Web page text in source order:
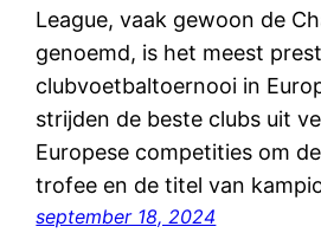
League, vaak gewoon de
genoemd, is het meest
clubvoetbaltoernooi in
strijden de beste clubs uit
Europese competities om
trofee en de titel van
september 18, 2024